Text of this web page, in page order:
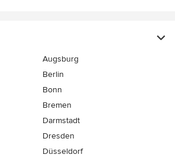
Augsburg
Berlin
Bonn
Bremen
Darmstadt
Dresden
Düsseldorf